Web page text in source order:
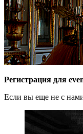
Регистрация для
Если вы еще не с